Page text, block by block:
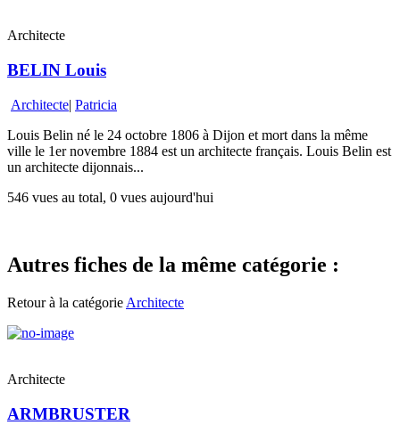
Architecte
BELIN Louis
Architecte| Patricia
Louis Belin né le 24 octobre 1806 à Dijon et mort dans la même
ville le 1er novembre 1884 est un architecte français. Louis Belin est
un architecte dijonnais...
546 vues au total, 0 vues aujourd'hui
Autres fiches de la même catégorie :
Retour à la catégorie Architecte
Architecte
ARMBRUSTER